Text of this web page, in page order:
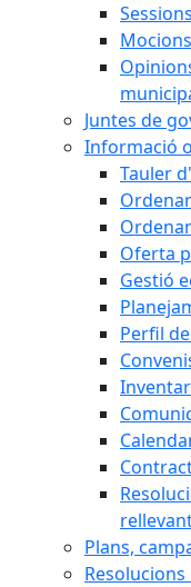
Juntes de
Informació
Tauler
Oferta
Gestió
Perfil
Plans,